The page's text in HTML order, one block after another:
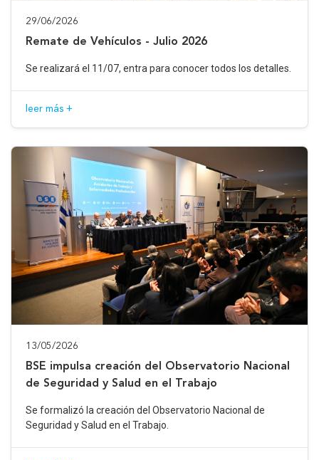
29/06/2026
Remate de Vehículos - Julio 2026
Se realizará el 11/07, entra para conocer todos los detalles.
leer más +
13/05/2026
BSE impulsa creación del Observatorio Nacional
de Seguridad y Salud en el Trabajo
Se formalizó la creación del Observatorio Nacional de
Seguridad y Salud en el Trabajo.